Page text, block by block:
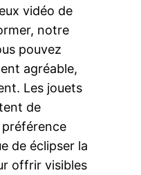
vidéo de
notre
pouvez
agréable,
Les jouets
de
préférence
de éclipser la
offrir visibles